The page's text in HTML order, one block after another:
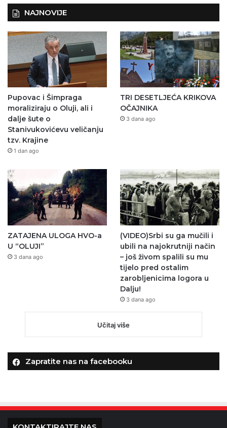
NAJNOVIJE
Pupovac i Šimpraga
moraliziraju o Oluji, ali i
dalje šute o
Stanivukovićevu veličanju
tzv. Krajine
1 dan ago
TRI DESETLJEĆA KRIKOVA
OČAJNIKA
3 dana ago
ZATAJENA ULOGA HVO-a
U “OLUJI”
3 dana ago
(VIDEO)Srbi su ga mučili i
ubili na najokrutniji način
– još živom spalili su mu
tijelo pred ostalim
zarobljenicima logora u
Dalju!
3 dana ago
Učitaj više
Zapratite nas na facebooku